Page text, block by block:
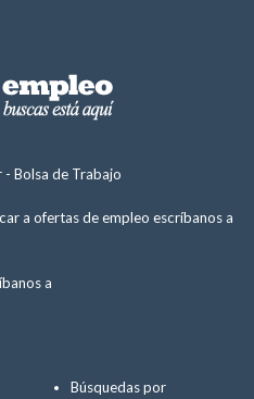
- Bolsa de Trabajo
a ofertas de empleo escríbanos a
a
Búsquedas por